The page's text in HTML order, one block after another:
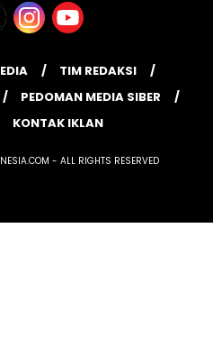
TIM REDAKSI
PEDOMAN MEDIA SIBER
KONTAK IKLAN
- ALL RIGHTS RESERVED